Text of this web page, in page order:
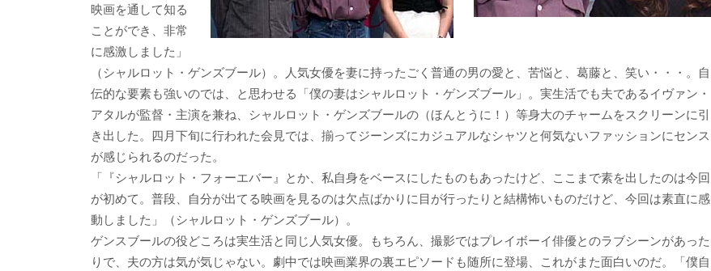
映画を通して知る
ことができ、非常
に感激しました」
（シャルロット・ゲンズブール）。人気女優を妻に持ったごく普通の男の愛と、苦悩と、葛藤と、笑い・・・。自
伝的な要素も強いのでは、と思わせる「僕の妻はシャルロット・ゲンズブール」。実生活でも夫であるイヴァン・
アタルが監督・主演を兼ね、シャルロット・ゲンズブールの（ほんとうに！）等身大のチャームをスクリーンに引
き出した。四月下旬に行われた会見では、揃ってジーンズにカジュアルなシャツと何気ないファッションにセンス
が感じられるのだった。
「『シャルロット・フォーエバー』とか、私自身をベースにしたものもあったけど、ここまで素を出したのは今回
が初めて。普段、自分が出てる映画を見るのは欠点ばかりに目が行ったりと結構怖いものだけど、今回は素直に感
動しました」（シャルロット・ゲンズブール）。
ゲンスブールの役どころは実生活と同じ人気女優。もちろん、撮影ではプレイボーイ俳優とのラブシーンがあった
りで、夫の方は気が気じゃない。劇中では映画業界の裏エピソードも随所に登場、これがまた面白いのだ。「僕自